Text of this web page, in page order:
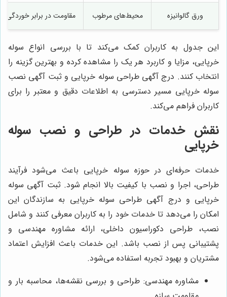
ورق گالوانیزه محیط‌های مرطوب مقاومت در برابر خوردگی
این جدول به کاربران کمک می‌کند تا با بررسی انواع سوله
خرپایی، مزایا و کاربرد هر یک را مشاهده کرده و بهترین گزینه را
انتخاب کنند. درج آگهی طراحی سوله خرپایی و ثبت آگهی نصب
سوله خرپایی مسیر دسترسی به اطلاعات دقیق و معتبر را برای
کاربران فراهم می‌کند.
نقش خدمات در طراحی و نصب سوله
خرپایی
خدمات حرفه‌ای در حوزه سوله خرپایی باعث می‌شود فرآیند
طراحی، اجرا و نصب با کیفیت بالا انجام شود. ثبت آگهی سوله
خرپایی و درج آگهی طراحی سوله خرپایی به سازندگان این
امکان را می‌دهد تا خدمات خود را به کاربران معرفی کنند و شامل
نصب، طراحی دکوراسیون داخلی، ارائه مشاوره مهندسی و
پشتیبانی پس از نصب باشد. این خدمات باعث افزایش اعتماد
مشتریان و بهبود تجربه استفاده می‌شود.
مشاوره مهندسی: طراحی و بررسی نقشه‌ها، محاسبه بار و